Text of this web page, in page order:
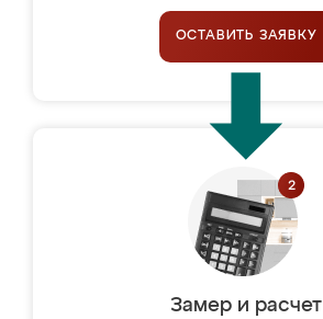
ОСТАВИТЬ ЗАЯВКУ
Замер и расчет